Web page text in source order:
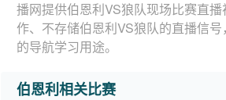
播网提供伯恩利VS狼队现场比赛直
作、不存储伯恩利VS狼队的直播信
的导航学习用途。
伯恩利相关比赛